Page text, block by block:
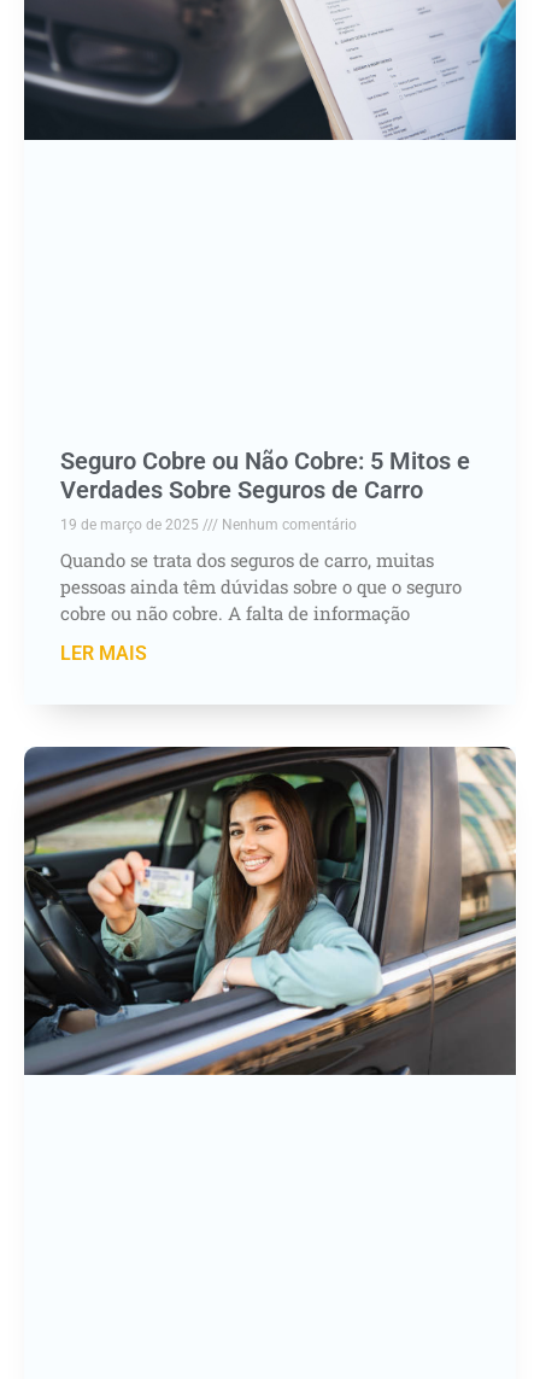
Seguro Cobre ou Não Cobre: 5 Mitos e
Verdades Sobre Seguros de Carro
19 de março de 2025 Nenhum comentário
Quando se trata dos seguros de carro, muitas
pessoas ainda têm dúvidas sobre o que o seguro
cobre ou não cobre. A falta de informação
LER MAIS